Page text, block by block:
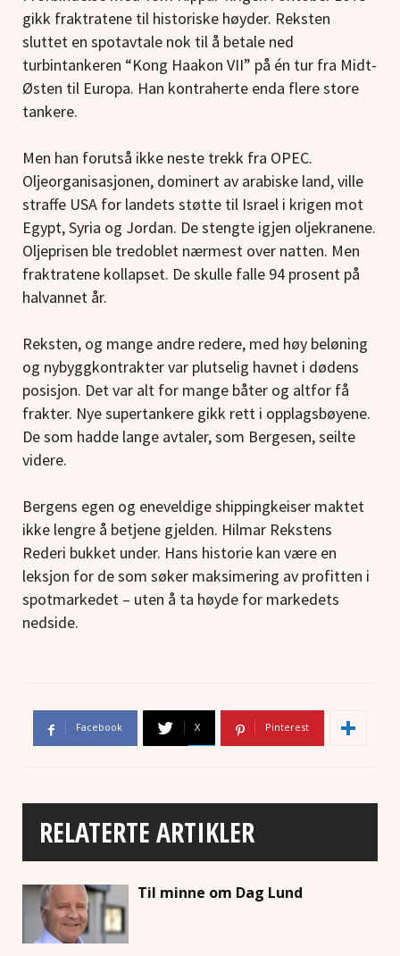
gikk fraktratene til historiske høyder. Reksten
sluttet en spotavtale nok til å betale ned
turbintankeren “Kong Haakon VII” på én tur fra Midt-
Østen til Europa. Han kontraherte enda flere store
tankere.
Men han forutså ikke neste trekk fra OPEC.
Oljeorganisasjonen, dominert av arabiske land, ville
straffe USA for landets støtte til Israel i krigen mot
Egypt, Syria og Jordan. De stengte igjen oljekranene.
Oljeprisen ble tredoblet nærmest over natten. Men
fraktratene kollapset. De skulle falle 94 prosent på
halvannet år.
Reksten, og mange andre redere, med høy beløning
og nybyggkontrakter var plutselig havnet i dødens
posisjon. Det var alt for mange båter og altfor få
frakter. Nye supertankere gikk rett i opplagsbøyene.
De som hadde lange avtaler, som Bergesen, seilte
videre.
Bergens egen og eneveldige shippingkeiser maktet
ikke lengre å betjene gjelden. Hilmar Rekstens
Rederi bukket under. Hans historie kan være en
leksjon for de som søker maksimering av profitten i
spotmarkedet – uten å ta høyde for markedets
nedside.
Facebook X Pinterest
RELATERTE ARTIKLER
Til minne om Dag Lund